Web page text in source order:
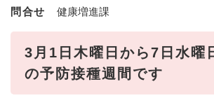
問合せ 健康増進課
3月1日木曜日から7日水曜
の予防接種週間です